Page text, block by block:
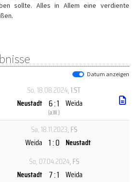
sollte. Alles in Allem eine verdiente
Datum anzeigen
So, 18.08.2024, 1.ST
Neustadt 6 : 1
(a.W.)
Weida
Sa, 18.11.2023, FS
Weida 1 : 0 Neustadt
So, 07.04.2024, FS
Neustadt 7 : 1 Weida